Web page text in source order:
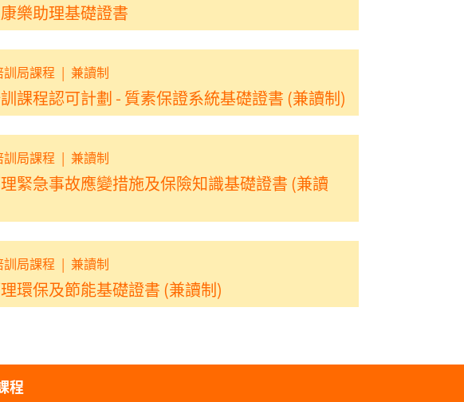
樂助理基礎證書
局課程 | 兼讀制
課程認可計劃 - 質素保證系統基礎證書 (兼讀制)
局課程 | 兼讀制
緊急事故應變措施及保險知識基礎證書 (兼讀
局課程 | 兼讀制
環保及節能基礎證書 (兼讀制)
程